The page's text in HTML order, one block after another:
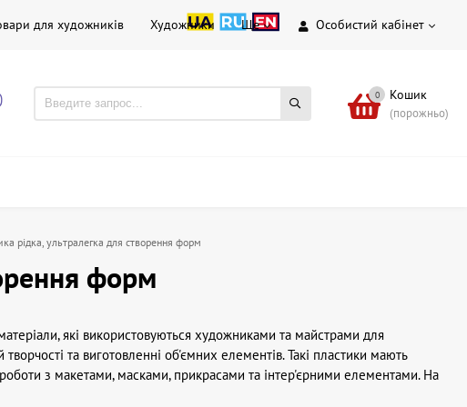
Особистий кабінет
для художників Художники Ще
0 Кошик
(порожньо)
рідка, ультралегка для створення форм
форм
які використовуються художниками та майстрами для
та виготовленні об'ємних елементів. Такі пластики мають
з макетами, масками, прикрасами та інтер'єрними елементами. На
рельєфи та полегшені конструкції без зайвого навантаження на основу.